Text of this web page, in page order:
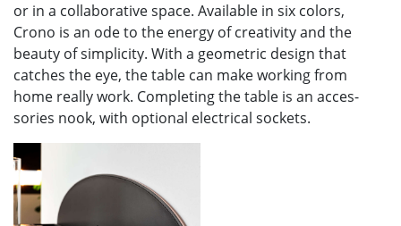
or in a collaborative space.‎ Available in six colors,
Crono is an ode to the energy of creativity and the
beauty of simplicity.‎ With a geometric design that
catches the eye, the table can make working from
home really work.‎ Completing the table is an acces-
sories nook, with optional electrical sockets.‎